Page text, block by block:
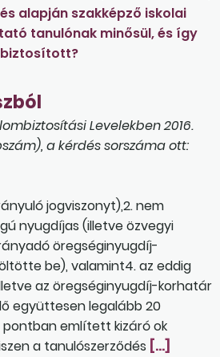
alapján szakképző iskolai
tanulónak minősül, és így
Levelekben 2016.
a kérdés sorszáma ott:
jogviszonyt),2. nem
nyugdíjas (illetve özvegyi
öregséginyugdíj-
be), valamint4. az eddig
az öregséginyugdíj-korhatár
együttesen legalább 20
pontban említett kizáró ok
a tanulószerződés […]